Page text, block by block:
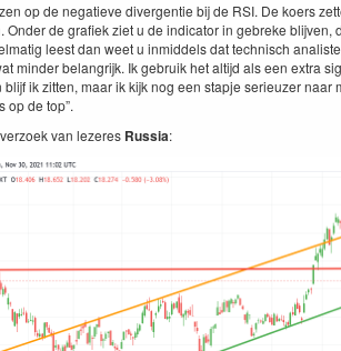
op de negatieve diver­gen­tie bij de RSI. De koers
Onder de grafiek ziet u de indi­ca­tor in gebreke bli­jven,
leest dan weet u inmid­dels dat tech­nisch
min­der belan­grijk. Ik gebruik het alti­jd als een extra
ik zit­ten, maar ik kijk nog een stap­je serieuzer naar
op de top”.
van lez­eres Rus­sia: